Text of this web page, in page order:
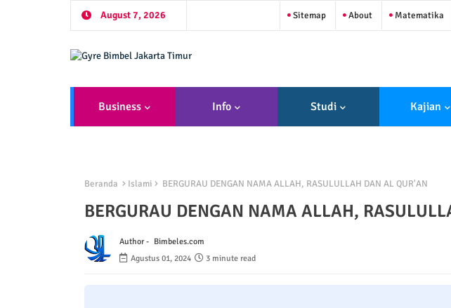
August 7, 2026 Sitemap About Matematika
Business Info Studi Kajian
Beranda Islami BERGURAU DENGAN NAMA ALLAH, RASULULLAH DAN AL QUR'AN
BERGURAU DENGAN NAMA ALLAH,
Author - Bimbeles.com
Agustus 01, 2024
3 minute read